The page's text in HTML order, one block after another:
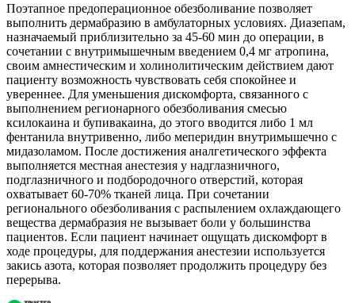
Поэтапное предоперационное обезболивание позволяет
выполнить дермабразию в амбулаторных условиях. Диазепам,
назначаемый приблизительно за 45-60 мин до операции, в
сочетании с внутримышечным введением 0,4 мг атропина,
своим амнестическим и холинолитическим действием дают
пациенту возможность чувствовать себя спокойнее и
увереннее. Для уменьшения дискомфорта, связанного с
выполнением регионарного обезболивания смесью
ксилокаина и бупивакаина, до этого вводится либо 1 мл
фентанила внутривенно, либо меперидин внутримышечно с
мидазоламом. После достижения аналгетического эффекта
выполняется местная анестезия у надглазничного,
подглазничного и подбородочного отверстий, которая
охватывает 60-70% тканей лица. При сочетании
регионального обезболивания с распылением охлаждающего
вещества дермабразия не вызывает боли у большинства
пациентов. Если пациент начинает ощущать дискомфорт в
ходе процедуры, для поддержания анестезии используется
закись азота, которая позволяет продолжить процедуру без
перерыва.